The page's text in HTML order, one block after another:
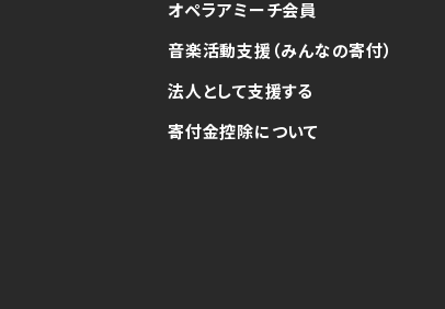
オペラアミーチ会員
音楽活動支援（みんなの寄付）
法人として支援する
寄付金控除について